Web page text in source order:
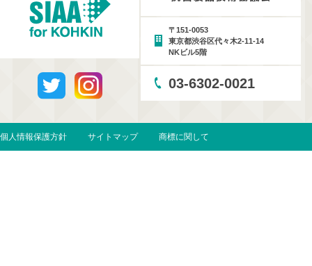
〒151-0053
東京都渋谷区代々木2-11-14
NKビル5階
03-6302-0021
個人情報保護方針 サイトマップ 商標に関して